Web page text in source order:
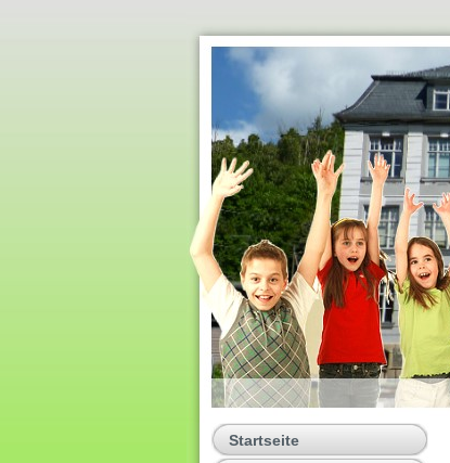
Startseite